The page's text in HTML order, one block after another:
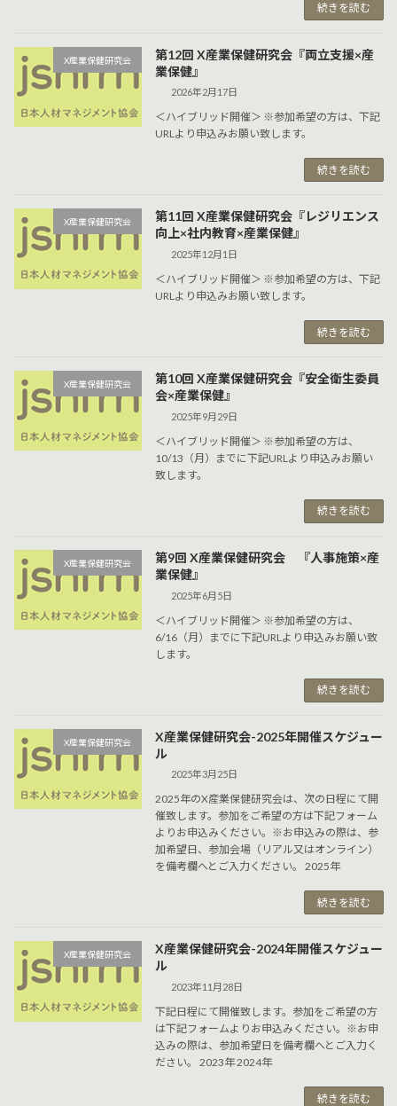
続きを読む
X産業保健研究会
第12回 X産業保健研究会『両立支援×産
業保健』
2026年2月17日
＜ハイブリッド開催＞ ※参加希望の方は、下記
URLより申込みお願い致します。
続きを読む
X産業保健研究会
第11回 X産業保健研究会『レジリエンス
向上×社内教育×産業保健』
2025年12月1日
＜ハイブリッド開催＞ ※参加希望の方は、下記
URLより申込みお願い致します。
続きを読む
X産業保健研究会
第10回 X産業保健研究会『安全衛生委員
会×産業保健』
2025年9月29日
＜ハイブリッド開催＞ ※参加希望の方は、
10/13（月）までに下記URLより申込みお願い
致します。
続きを読む
X産業保健研究会
第9回 X産業保健研究会 『人事施策×産
業保健』
2025年6月5日
＜ハイブリッド開催＞ ※参加希望の方は、
6/16（月）までに下記URLより申込みお願い致
します。
続きを読む
X産業保健研究会
X産業保健研究会-2025年開催スケジュー
ル
2025年3月25日
2025年のX産業保健研究会は、次の日程にて開
催致します。参加をご希望の方は下記フォーム
よりお申込みください。※お申込みの際は、参
加希望日、参加会場（リアル又はオンライン）
を備考欄へとご入力ください。 2025年
続きを読む
X産業保健研究会
X産業保健研究会-2024年開催スケジュー
ル
2023年11月28日
下記日程にて開催致します。参加をご希望の方
は下記フォームよりお申込みください。※お申
込みの際は、参加希望日を備考欄へとご入力く
ださい。 2023年 2024年
続きを読む